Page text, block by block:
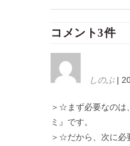
コメント3件
しのぶ|
＞☆まず必要なのは
ミ』です。
＞☆だから、次に必